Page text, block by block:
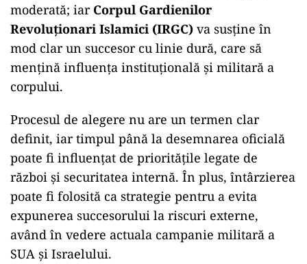
moderată; iar Corpul Gardienilor
Revoluționari Islamici (IRGC) va susține în
mod clar un succesor cu linie dură, care să
mențină influența instituțională și militară a
corpului.
Procesul de alegere nu are un termen clar
definit, iar timpul până la desemnarea oficială
poate fi influențat de prioritățile legate de
război și securitatea internă. În plus, întârzierea
poate fi folosită ca strategie pentru a evita
expunerea succesorului la riscuri externe,
având în vedere actuala campanie militară a
SUA și Israelului.